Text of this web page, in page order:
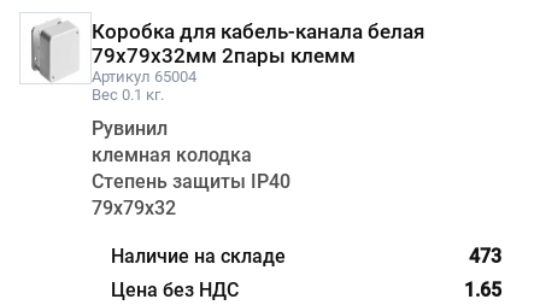
Коробка для кабель-канала белая
79х79х32мм 2пары клемм
Артикул 65004
Вес 0.1 кг.
Рувинил
клемная колодка
Степень защиты IP40
79х79х32
473
1.65